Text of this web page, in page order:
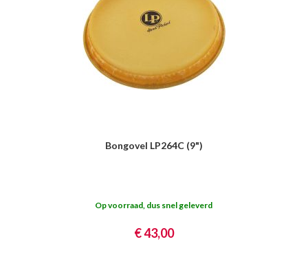
Bongovel LP264C (9")
Op voorraad, dus snel geleverd
€ 43,00